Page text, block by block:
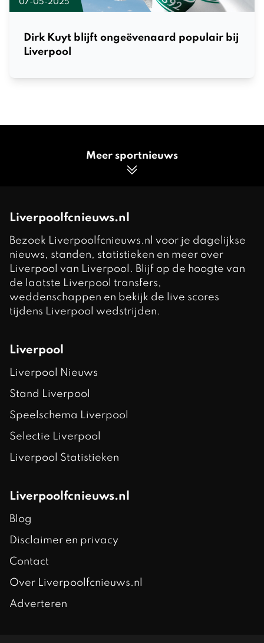
07-05-2025
Dirk Kuyt blijft ongeëvenaard populair bij
Liverpool
Meer sportnieuws
Liverpoolfcnieuws.nl
Bezoek Liverpoolfcnieuws.nl voor je dagelijkse
nieuws, standen, statistieken en meer over
Liverpool van Liverpool. Blijf op de hoogte van
de laatste Liverpool transfers,
weddenschappen en bekijk de live scores
tijdens Liverpool wedstrijden.
Liverpool
Liverpool Nieuws
Stand Liverpool
Speelschema Liverpool
Selectie Liverpool
Liverpool Statistieken
Liverpoolfcnieuws.nl
Blog
Disclaimer en privacy
Contact
Over Liverpoolfcnieuws.nl
Adverteren